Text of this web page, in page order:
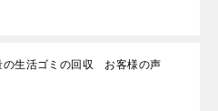
の生活ゴミの回収 お客様の声